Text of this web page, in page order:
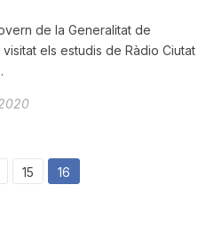
de la Generalitat de
els estudis de Ràdio Ciutat
15 16